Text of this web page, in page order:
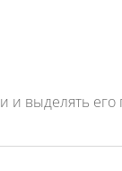
и выделять